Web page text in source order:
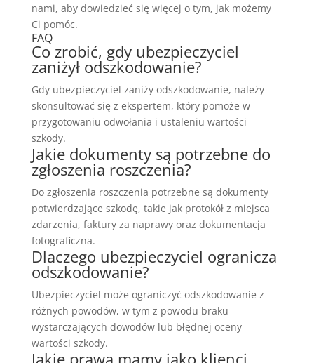
nami, aby dowiedzieć się więcej o tym, jak możemy
Ci pomóc.
FAQ
Co zrobić, gdy ubezpieczyciel
zaniżył odszkodowanie?
Gdy ubezpieczyciel zaniży odszkodowanie, należy
skonsultować się z ekspertem, który pomoże w
przygotowaniu odwołania i ustaleniu wartości
szkody.
Jakie dokumenty są potrzebne do
zgłoszenia roszczenia?
Do zgłoszenia roszczenia potrzebne są dokumenty
potwierdzające szkodę, takie jak protokół z miejsca
zdarzenia, faktury za naprawy oraz dokumentacja
fotograficzna.
Dlaczego ubezpieczyciel ogranicza
odszkodowanie?
Ubezpieczyciel może ograniczyć odszkodowanie z
różnych powodów, w tym z powodu braku
wystarczających dowodów lub błędnej oceny
wartości szkody.
Jakie prawa mamy jako klienci